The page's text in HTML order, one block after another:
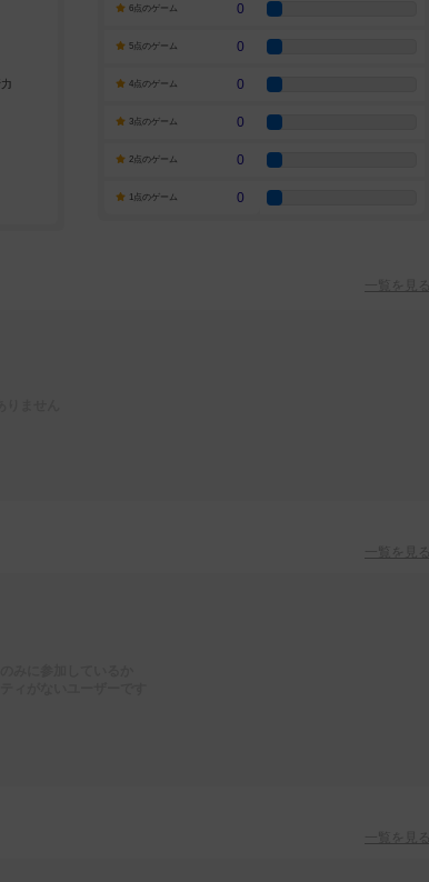
6点のゲーム 0
5点のゲーム 0
4点のゲーム 0
3点のゲーム 0
2点のゲーム 0
1点のゲーム 0
一覧を見る
一覧を見る
一覧を見る